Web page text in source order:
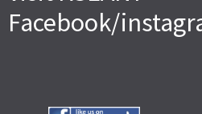
Facebook/